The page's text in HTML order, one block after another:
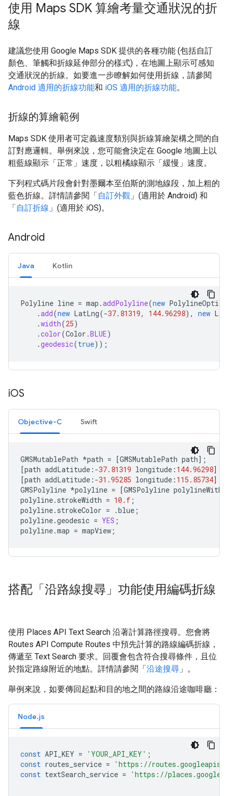
使用 Maps SDK 算繪考量交通狀況的折
線
建議您使用 Google Maps SDK 提供的各種功能 (包括自訂
顏色、筆觸和折線延伸部分的樣式)，在地圖上顯示可感知
交通狀況的折線。如要進一步瞭解如何使用折線，請參閱
Android 適用的折線功能和 iOS 適用的折線功能。
折線的算繪範例
Maps SDK 使用者可定義速度類別與折線算繪架構之間的自
訂對應邏輯。舉例來說，您可能會決定在 Google 地圖上以
粗藍線顯示「正常」速度，以粗橘線顯示「緩慢」速度。
下列程式碼片段會針對墨爾本至伯斯的測地線段，加上粗的
藍色折線。詳情請參閱「自訂外觀 」(適用於 Android) 和
「自訂折線 」(適用於 iOS)。
Android
Java Kotlin
Polyline line = map .addPolyline(new
.add(new LatLng(-37.81319, 144.96298), new
.width(25)
.color(Color .BLUE)
.geodesic(true));
iOS
Objective-C Swift
GMSMutablePath *path = [GMSMutablePath path];
[path addLatitude : -37.81319 longitude : 144.96298];
[path addLatitude : -31.95285 longitude : 115.85734];
GMSPolyline *polyline = [GMSPolyline
polyline. strokeWidth = 10.f ;
polyline. strokeColor = .blue ;
polyline.geodesic = YES ;
polyline.map = mapView ;
搭配「沿路線搜尋」功能使用編碼折線
使用 Places API Text Search 沿著計算路徑搜尋。您會將
Routes API Compute Routes 中預先計算的路線編碼折線，
傳遞至 Text Search 要求。回覆會包含符合搜尋條件，且位
於指定路線附近的地點。詳情請參閱「沿途搜尋 」。
舉例來說，如要傳回起點和目的地之間的路線沿途咖啡廳：
Node.js
const API_KEY = 'YOUR_API_KEY' ;
const routes_service =
'https://
const textSearch_service = 'https://